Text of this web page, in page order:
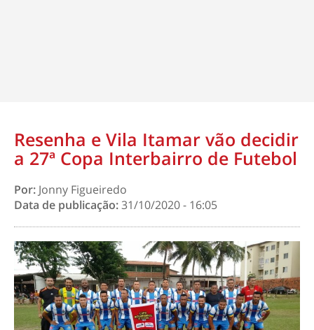
Resenha e Vila Itamar vão decidir
a 27ª Copa Interbairro de Futebol
Por: Jonny Figueiredo
Data de publicação:31/10/2020 - 16:05